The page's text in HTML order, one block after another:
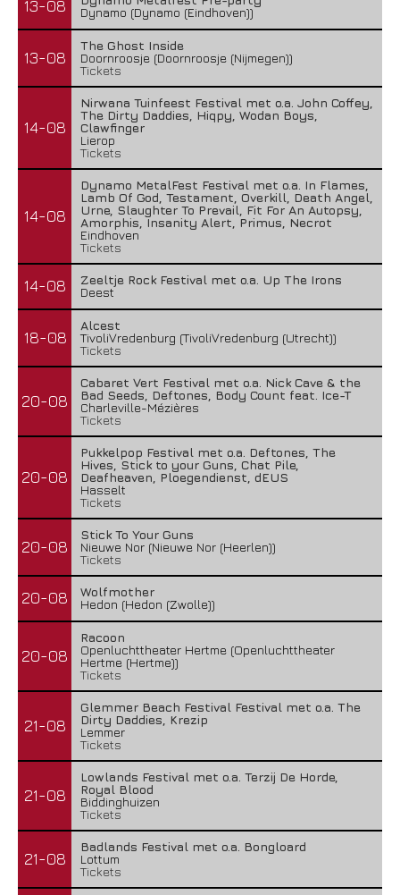
13-08
Dynamo (Dynamo (Eindhoven))
13-08
The Ghost Inside
Doornroosje (Doornroosje (Nijmegen))
Tickets
14-08
Nirwana Tuinfeest Festival met o.a. John Coffey,
The Dirty Daddies, Hiqpy, Wodan Boys,
Clawfinger
Lierop
Tickets
14-08
Dynamo MetalFest Festival met o.a. In Flames,
Lamb Of God, Testament, Overkill, Death Angel,
Urne, Slaughter To Prevail, Fit For An Autopsy,
Amorphis, Insanity Alert, Primus, Necrot
Eindhoven
Tickets
14-08
Zeeltje Rock Festival met o.a. Up The Irons
Deest
18-08
Alcest
TivoliVredenburg (TivoliVredenburg (Utrecht))
Tickets
20-08
Cabaret Vert Festival met o.a. Nick Cave & the
Bad Seeds, Deftones, Body Count feat. Ice-T
Charleville-Mézières
Tickets
20-08
Pukkelpop Festival met o.a. Deftones, The
Hives, Stick to your Guns, Chat Pile,
Deafheaven, Ploegendienst, dEUS
Hasselt
Tickets
20-08
Stick To Your Guns
Nieuwe Nor (Nieuwe Nor (Heerlen))
Tickets
20-08
Wolfmother
Hedon (Hedon (Zwolle))
20-08
Racoon
Openluchttheater Hertme (Openluchttheater
Hertme (Hertme))
Tickets
21-08
Glemmer Beach Festival Festival met o.a. The
Dirty Daddies, Krezip
Lemmer
Tickets
21-08
Lowlands Festival met o.a. Terzij De Horde,
Royal Blood
Biddinghuizen
Tickets
21-08
Badlands Festival met o.a. Bongloard
Lottum
Tickets